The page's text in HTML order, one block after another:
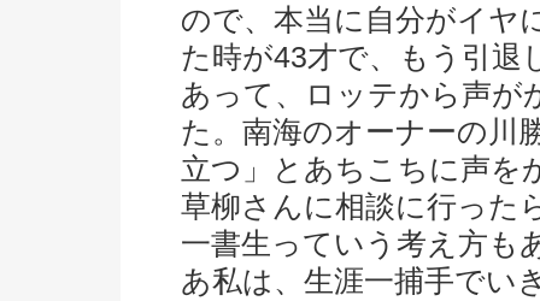
ので、本当に自分がイヤ
た時が43才で、もう引
あって、ロッテから声が
た。南海のオーナーの川
立つ」とあちこちに声を
草柳さんに相談に行った
一書生っていう考え方も
あ私は、生涯一捕手でい